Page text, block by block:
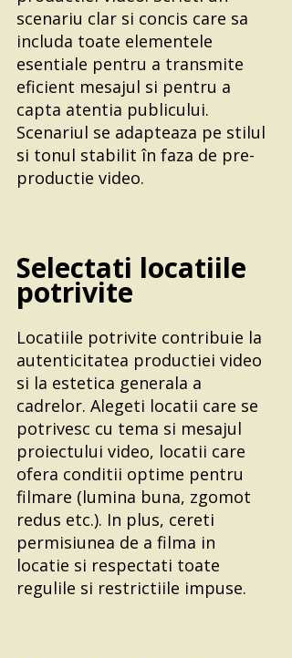
scenariu clar si concis care sa
includa toate elementele
esentiale pentru a transmite
eficient mesajul si pentru a
capta atentia publicului.
Scenariul se adapteaza pe stilul
si tonul stabilit în faza de pre-
productie video.
Selectati locatiile
potrivite
Locatiile potrivite contribuie la
autenticitatea productiei video
si la estetica generala a
cadrelor. Alegeti locatii care se
potrivesc cu tema si mesajul
proiectului video, locatii care
ofera conditii optime pentru
filmare (lumina buna, zgomot
redus etc.). In plus, cereti
permisiunea de a filma in
locatie si respectati toate
regulile si restrictiile impuse.